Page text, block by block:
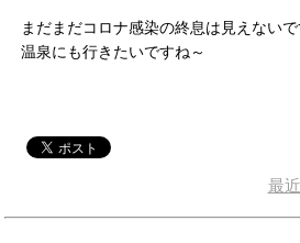
まだまだコロナ感染の終息は見えない
温泉にも行きたいですね～
最